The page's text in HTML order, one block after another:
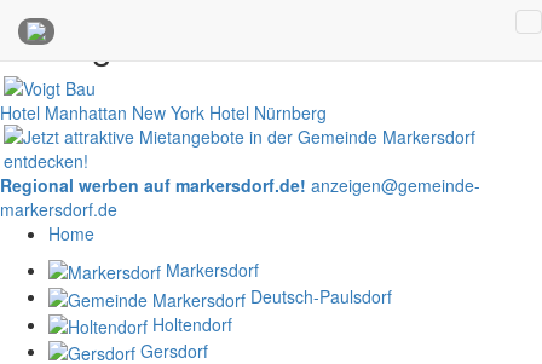
Anzeigen
Hotel Manhattan New York Hotel Nürnberg
Regional werben auf markersdorf.de! anzeigen@gemeinde-
markersdorf.de
Home
Markersdorf
Deutsch-Paulsdorf
Holtendorf
Gersdorf